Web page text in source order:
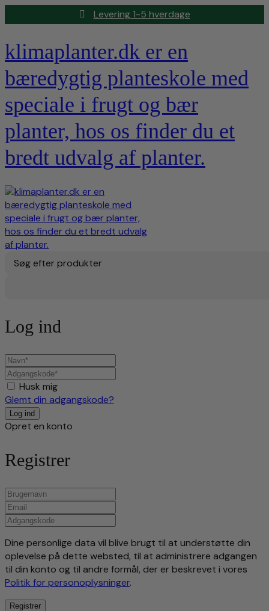
Levering 1-5 hverdage
klimaplanter.dk er en
bæredygtig planteskole med
speciale i frugt og bær
planter, hos os finder du et
bredt udvalg af planter.
Søg efter produkter
Log ind
Husk mig
Glemt din adgangskode?
Opret en konto
Registrer
Dine personlige data vil blive brugt til at understøtte din
oplevelse på dette websted, til at administrere adgangen
til din konto og til andre formål, der er beskrevet i vores
Politik for personoplysninger.